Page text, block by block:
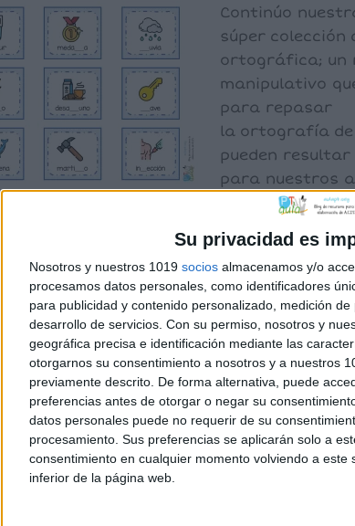
Su privacidad es
Nosotros y nuestros 1019 socios almacenamos y/o
procesamos datos personales, como identificadores
para publicidad y contenido personalizado, medición
desarrollo de servicios. Con su permiso, nosotros y
geográfica precisa e identificación mediante las
otorgarnos su consentimiento a nosotros y a nuestros
previamente descrito. De forma alternativa, puede
preferencias antes de otorgar o negar su
datos personales puede no requerir de su
procesamiento. Sus preferencias se aplicarán solo a
consentimiento en cualquier momento volviendo a
inferior de la página web.
Continúo
súper colección
ortográfica; un
manipulativo
para repasar
la ortografía de
pueden
para nuestros
facilitar la
visuales.
, ortografía ,recursos manipulativos,
co – cu- que – qui